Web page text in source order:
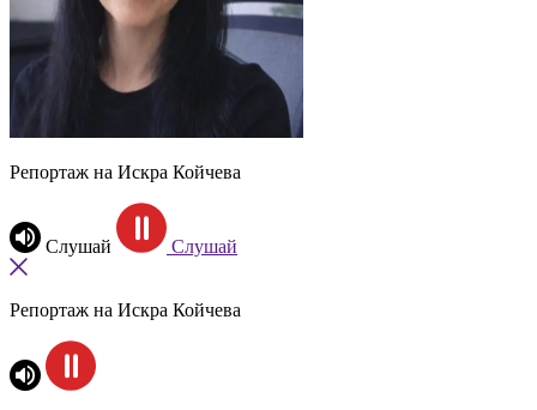
Репортаж на Искра Койчева
Слушай Слушай
Репортаж на Искра Койчева